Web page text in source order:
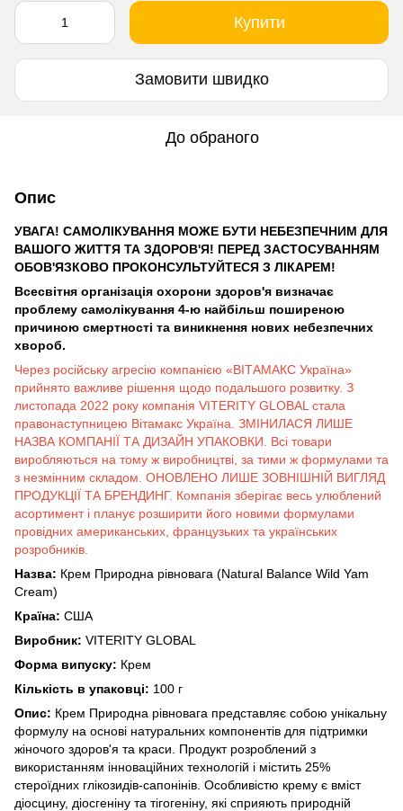
Купити
Замовити швидко
До обраного
Опис
УВАГА! САМОЛІКУВАННЯ МОЖЕ БУТИ НЕБЕЗПЕЧНИМ ДЛЯ
ВАШОГО ЖИТТЯ ТА ЗДОРОВ'Я! ПЕРЕД ЗАСТОСУВАННЯМ
ОБОВ'ЯЗКОВО ПРОКОНСУЛЬТУЙТЕСЯ З ЛІКАРЕМ!
Всесвітня організація охорони здоров'я визначає
проблему самолікування 4-ю найбільш поширеною
причиною смертності та виникнення нових небезпечних
хвороб.
Через російську агресію компанією «ВІТАМАКС Україна»
прийнято важливе рішення щодо подальшого розвитку. З
листопада 2022 року компанія VITERITY GLOBAL стала
правонаступницею Вітамакс Україна. ЗМІНИЛАСЯ ЛИШЕ
НАЗВА КОМПАНІЇ ТА ДИЗАЙН УПАКОВКИ. Всі товари
виробляються на тому ж виробництві, за тими ж формулами та
з незмінним складом. ОНОВЛЕНО ЛИШЕ ЗОВНІШНІЙ ВИГЛЯД
ПРОДУКЦІЇ ТА БРЕНДИНГ. Компанія зберігає весь улюблений
асортимент і планує розширити його новими формулами
провідних американських, французьких та українських
розробників.
Назва: Крем Природна рівновага (Natural Balance Wild Yam
Cream)
Країна: США
Виробник: VITERITY GLOBAL
Форма випуску: Крем
Кількість в упаковці: 100 г
Опис: Крем Природна рівновага представляє собою унікальну
формулу на основі натуральних компонентів для підтримки
жіночого здоров'я та краси. Продукт розроблений з
використанням інноваційних технологій і містить 25%
стероїдних глікозидів-сапонінів. Особливістю крему є вміст
діосцину, діосгеніну та тігогеніну, які сприяють природній